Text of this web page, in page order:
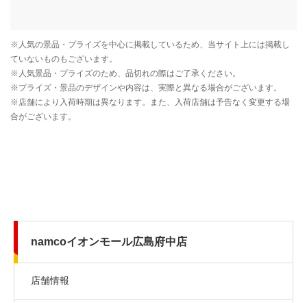
namcoイオンモール広島府中店
店舗情報